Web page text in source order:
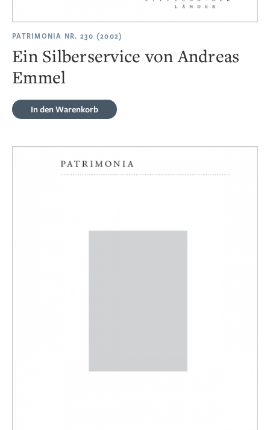
PATRIMONIA NR. 230 (2002)
Ein Silberservice von Andreas
Emmel
In den Warenkorb